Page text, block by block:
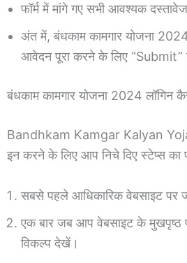
फॉर्म में मांगे गए सभी आवश्यक
अंत में, बंधकाम कामगार योजना
आवेदन पूरा करने के लिए “Submit”
बंधकाम कामगार योजना 2024 लॉगिन
Bandhkam Kamgar Kalyan
इन करने के लिए आप निचे दिए स्टेप्स
सबसे पहले आधिकारिक वेबसाइट पर
एक बार जब आप वेबसाइट के मुखपृष्ठ
विकल्प देखें।